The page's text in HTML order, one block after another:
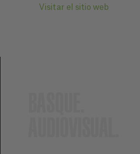
Visitar el sitio web